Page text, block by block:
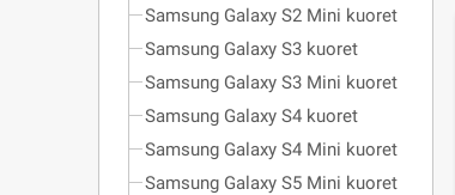
Samsung Galaxy S2 Mini kuoret
Samsung Galaxy S3 kuoret
Samsung Galaxy S3 Mini kuoret
Samsung Galaxy S4 kuoret
Samsung Galaxy S4 Mini kuoret
Samsung Galaxy S5 Mini kuoret